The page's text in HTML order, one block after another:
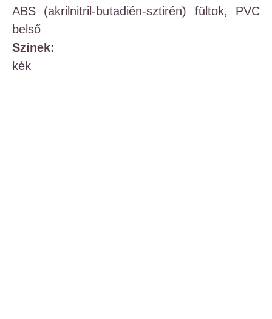
ABS (akrilnitril-butadién-sztirén) fültok, PVC
belső
Színek:
kék